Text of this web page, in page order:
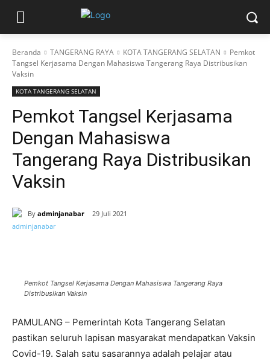
Beranda TANGERANG RAYA KOTA TANGERANG SELATAN
Pemkot
Tangsel Kerjasama Dengan Mahasiswa Tangerang Raya Distribusikan
Vaksin
KOTA TANGERANG SELATAN
Pemkot Tangsel Kerjasama
Dengan Mahasiswa
Tangerang Raya Distribusikan
Vaksin
By adminjanabar 29 Juli 2021
Pemkot Tangsel Kerjasama Dengan Mahasiswa Tangerang Raya
Distribusikan Vaksin
PAMULANG – Pemerintah Kota Tangerang Selatan
pastikan seluruh lapisan masyarakat mendapatkan Vaksin
Covid-19. Salah satu sasarannya adalah pelajar atau